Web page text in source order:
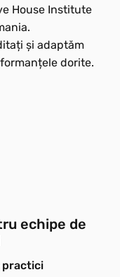
House Institute
și adaptăm
dorite.
echipe de
practici